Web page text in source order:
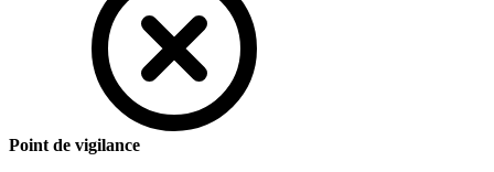
Point de vigilance